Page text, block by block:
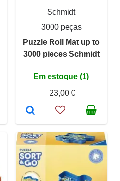
Schmidt
3000 peças
Puzzle Roll Mat up to
3000 pieces Schmidt
Em estoque (1)
23,00 €